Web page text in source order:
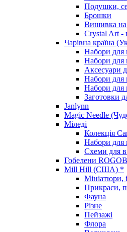
Подушки,
Брошки
Вишивка на
Crystal Art -
Чарівна країна
Набори для
Набори для
Аксесуари
Набори для
Набори для
Заготовки
Janlynn
Magic Needle
Міледі
Колекція
Набори для
Схеми для
Гобелени
Mill Hill (США) *
Мініатюри,
Прикраси,
Фауна
Різне
Пейзажі
Флора